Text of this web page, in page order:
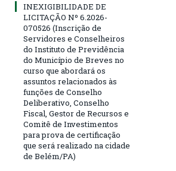
INEXIGIBILIDADE DE
LICITAÇÃO Nº 6.2026-
070526 (Inscrição de
Servidores e Conselheiros
do Instituto de Previdência
do Município de Breves no
curso que abordará os
assuntos relacionados às
funções de Conselho
Deliberativo, Conselho
Fiscal, Gestor de Recursos e
Comitê de Investimentos
para prova de certificação
que será realizado na cidade
de Belém/PA)